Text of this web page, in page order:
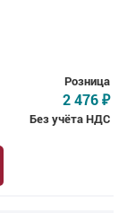
Розница
2 476 ₽
Без учёта НДС